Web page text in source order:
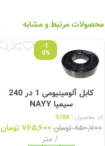
محصولات مرتبط و مشابه
-1
0%
کابل آلومینیومی 1 در 240
سیمیا NAYY
کد محصول : 9788
۸۵۰,۷۰۰ تومان ۷۶۵,۶۰۰ تومان
متر